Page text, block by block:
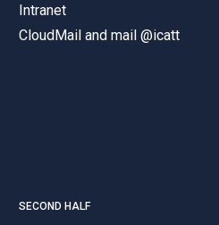
Intranet
CloudMail and mail @icatt
SECOND HALF